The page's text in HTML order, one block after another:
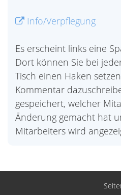
Info/Verpflegung
Es erscheint links eine
Dort können Sie bei
Tisch einen Haken
Kommentar
gespeichert, welcher
Änderung gemacht hat
Mitarbeiters wird